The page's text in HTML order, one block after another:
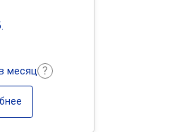
месяц